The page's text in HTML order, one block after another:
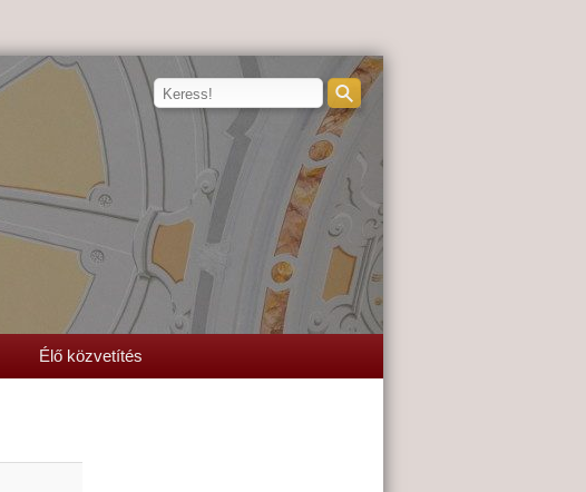
Élő közvetítés